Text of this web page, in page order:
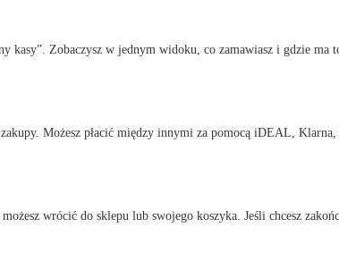
kasy”. Zobaczysz w jednym widoku, co zamawiasz i gdzie ma
Możesz płacić między innymi za pomocą iDEAL,
wrócić do sklepu lub swojego koszyka. Jeśli chcesz